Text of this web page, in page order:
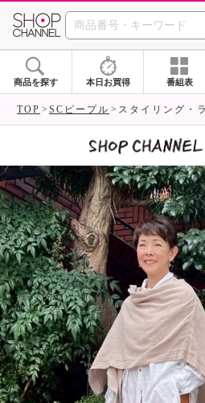
SHOP
商品を探す 本日お買得 番組表
TOP SCピープル スタイリング・